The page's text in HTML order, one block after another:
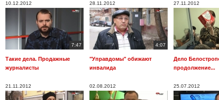
10.12.2012
7:47
Такие дела. Продажные
журналисты
28.11.2012
4:07
"Управдомы" обижают
инвалида
27.11.2012
Дело
продолжение...
21.11.2012 02.08.2012 25.07.2012